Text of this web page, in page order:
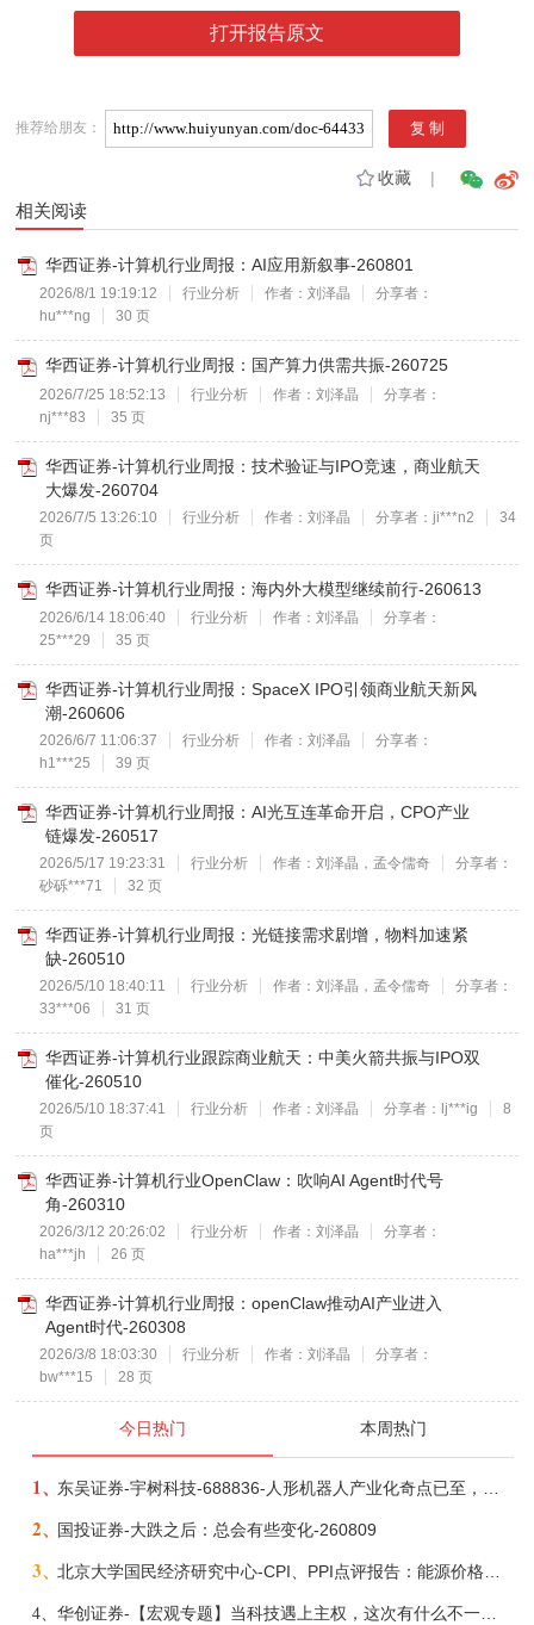
打开报告原文
推荐给朋友：
收藏|
相关阅读
华西证券-计算机行业周报：AI应用新叙事-260801
2026/8/1 19:19:12 行业分析 作者：刘泽晶
分享者：
hu***ng
30 页
华西证券-计算机行业周报：国产算力供需共振-260725
2026/7/25 18:52:13 行业分析 作者：刘泽晶
分享者：
nj***83
35 页
华西证券-计算机行业周报：技术验证与IPO竞速，商业航天
大爆发-260704
2026/7/5 13:26:10 行业分析 作者：刘泽晶 分享者：ji***n2
34
页
华西证券-计算机行业周报：海内外大模型继续前行-260613
2026/6/14 18:06:40 行业分析 作者：刘泽晶
分享者：
25***29
35 页
华西证券-计算机行业周报：SpaceX IPO引领商业航天新风
潮-260606
2026/6/7 11:06:37 行业分析 作者：刘泽晶
分享者：
h1***25
39 页
华西证券-计算机行业周报：AI光互连革命开启，CPO产业
链爆发-260517
2026/5/17 19:23:31 行业分析 作者：刘泽晶，孟令儒奇
分享者：
砂砾***71
32 页
华西证券-计算机行业周报：光链接需求剧增，物料加速紧
缺-260510
2026/5/10 18:40:11 行业分析 作者：刘泽晶，孟令儒奇
分享者：
33***06
31 页
华西证券-计算机行业跟踪商业航天：中美火箭共振与IPO双
催化-260510
2026/5/10 18:37:41 行业分析 作者：刘泽晶 分享者：lj***ig
8
页
华西证券-计算机行业OpenClaw：吹响AI Agent时代号
角-260310
2026/3/12 20:26:02 行业分析 作者：刘泽晶
分享者：
ha***jh
26 页
华西证券-计算机行业周报：openClaw推动AI产业进入
Agent时代-260308
2026/3/8 18:03:30 行业分析 作者：刘泽晶
分享者：
bw***15
28 页
今日热门 本周热门
1、
2、国投证券-大跌之后：总会有些变化-260809
3、 北京大学国民经济研究中心-CPI、PPI点评报告：能源价格继续下降，通胀率小幅走低-260809
4、 华创证券-【宏观专题】当科技遇上主权，这次有什么不一样？——海外科技思辨系列五-260808